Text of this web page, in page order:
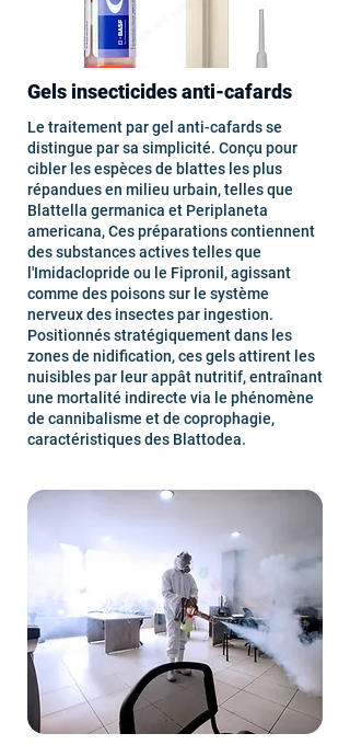
Gels insecticides anti-cafards
Le traitement par gel anti-cafards se
distingue par sa simplicité. Conçu pour
cibler les espèces de blattes les plus
répandues en milieu urbain, telles que
Blattella germanica et Periplaneta
americana, Ces préparations contiennent
des substances actives telles que
l'Imidaclopride ou le Fipronil, agissant
comme des poisons sur le système
nerveux des insectes par ingestion.
Positionnés stratégiquement dans les
zones de nidification, ces gels attirent les
nuisibles par leur appât nutritif, entraînant
une mortalité indirecte via le phénomène
de cannibalisme et de coprophagie,
caractéristiques des Blattodea.